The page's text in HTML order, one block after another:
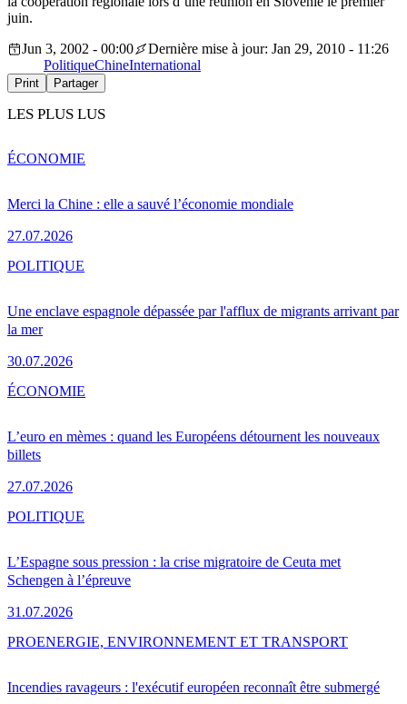
juin.
Jun 3, 2002 - 00:00
Dernière mise à jour: Jan 29, 2010 - 11:26
PolitiqueChineInternational
Print Partager
LES PLUS LUS
Merci la Chine : elle a sauvé l’économie mondiale
27.07.2026
ÉCONOMIE
Une enclave espagnole dépassée par l'afflux de migrants arrivant par
la mer
30.07.2026
POLITIQUE
L’euro en mèmes : quand les Européens détournent les nouveaux
billets
27.07.2026
ÉCONOMIE
L’Espagne sous pression : la crise migratoire de Ceuta met
Schengen à l’épreuve
31.07.2026
POLITIQUE
Incendies ravageurs : l'exécutif européen reconnaît être submergé
PROENERGIE, ENVIRONNEMENT ET TRANSPORT